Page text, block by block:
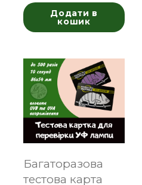
Додати в
кошик
Багаторазова
тестова карта